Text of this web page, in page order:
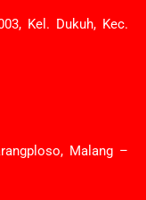
Kel. Dukuh, Kec.
Malang –